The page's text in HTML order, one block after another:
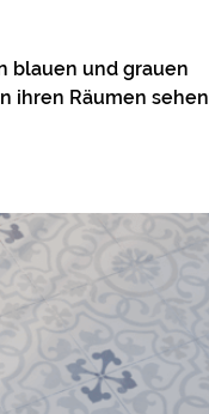
blauen und grauen
ihren Räumen sehen